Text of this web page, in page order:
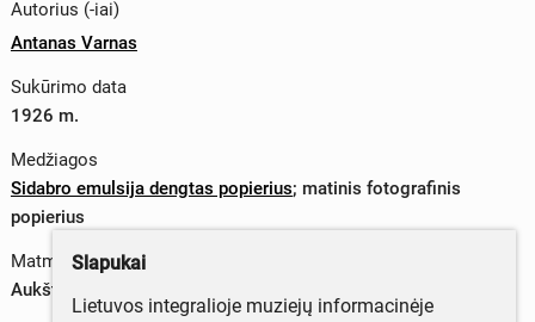
Autorius (-iai)
Antanas Varnas
Sukūrimo data
1926 m.
Medžiagos
Sidabro emulsija dengtas popierius; matinis fotografinis
popierius
Matmenys
Aukštis x plotis – 0 x 0 cm
Slapukai
Lietuvos integralioje muziejų informacinėje